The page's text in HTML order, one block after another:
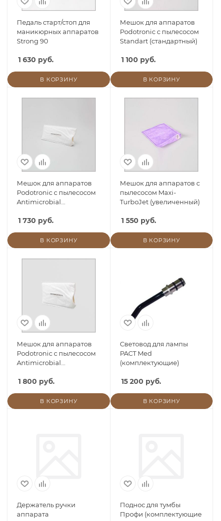
Педаль старт/стоп для
маникюрных аппаратов
Strong 90
1 630 руб.
В КОРЗИНУ
Мешок для аппаратов
Podotronic с пылесосом
Standart (стандартный)
1 100 руб.
В КОРЗИНУ
Мешок для аппаратов
Podotronic с пылесосом
Antimicrobial
1 730 руб.
В КОРЗИНУ
Мешок для аппаратов с
пылесосом Maxi-
TurboJet (увеличенный)
1 550 руб.
В КОРЗИНУ
Мешок для аппаратов
Podotronic с пылесосом
Antimicrobial
макси)
1 800 руб.
В КОРЗИНУ
Световод для лампы
PACT Med
(комплектующие)
15 200 руб.
В КОРЗИНУ
Держатель ручки
аппарата
Поднос для тумбы
Профи (комплектующие